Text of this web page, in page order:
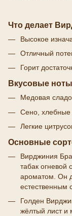
Что делает
Высокое
Отличный
Горит
Вкусовые
Медовая
Сено, хлебные
Легкие
Основные
Вирджиния
табак огневой
ароматом. Он
естественным
Голден
жёлтый лист и